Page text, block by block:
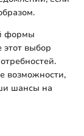
формы
выбор
возможности,
шансы на